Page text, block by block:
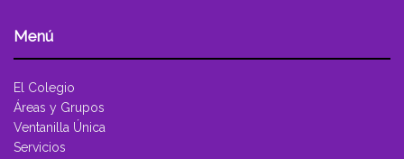
Menú
El Colegio
Áreas y Grupos
Ventanilla Única
Servicios